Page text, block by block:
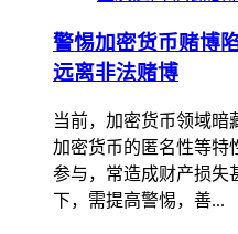
警惕加密货币赌博
远离非法赌博
当前，加密货币领域暗
加密货币的匿名性等特
参与，常造成财产损失
下，需提高警惕，善...